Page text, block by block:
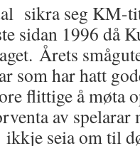
sikra seg KM-
sidan 1996 då
Årets
som har hatt
flittige å møta
av spelarar
seia om til